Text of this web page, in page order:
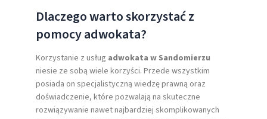
Dlaczego warto skorzystać z
pomocy adwokata?
Korzystanie z usług adwokata w Sandomierzu
niesie ze sobą wiele korzyści. Przede wszystkim
posiada on specjalistyczną wiedzę prawną oraz
doświadczenie, które pozwalają na skuteczne
rozwiązywanie nawet najbardziej skomplikowanych